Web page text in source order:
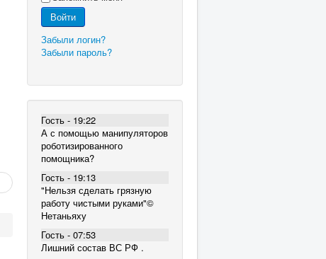
Войти
Забыли логин?
Забыли пароль?
Гость - 19:22
А с помощью манипуляторов
роботизированного
помощника?
Гость - 19:13
"Нельзя сделать грязную
работу чистыми руками"©
Нетаньяху
Гость - 07:53
Лишний состав ВС РФ .